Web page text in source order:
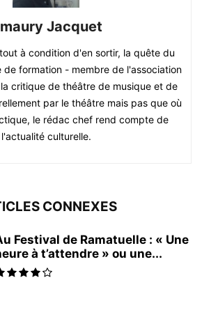
Jacquet
à condition d'en sortir, la quête du
de formation - membre de l'association
critique de théâtre de musique et de
par le théâtre mais pas que où
le rédac chef rend compte de
l'actualité culturelle.
CONNEXES
Festival de Ramatuelle : « Une
à t’attendre » ou une...